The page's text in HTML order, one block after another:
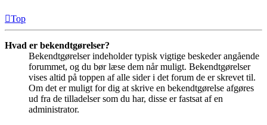
Top
Hvad er bekendtgørelser?
Bekendtgørelser indeholder typisk vigtige beskeder angående
forummet, og du bør læse dem når muligt. Bekendtgørelser
vises altid på toppen af alle sider i det forum de er skrevet til.
Om det er muligt for dig at skrive en bekendtgørelse afgøres
ud fra de tilladelser som du har, disse er fastsat af en
administrator.